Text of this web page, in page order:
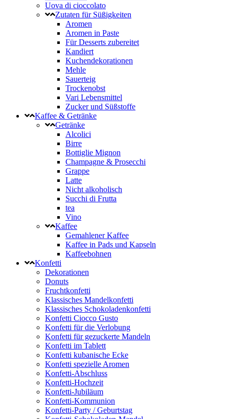
Uova di cioccolato
Zutaten für Süßigkeiten
Aromen
Aromen in Paste
Für Desserts zubereitet
Kandiert
Kuchendekorationen
Mehle
Sauerteig
Trockenobst
Vari Lebensmittel
Zucker und Süßstoffe
Kaffee & Getränke
Getränke
Alcolici
Birre
Bottiglie Mignon
Champagne & Prosecchi
Grappe
Latte
Nicht alkoholisch
Succhi di Frutta
tea
Vino
Kaffee
Gemahlener Kaffee
Kaffee in Pads und Kapseln
Kaffeebohnen
Konfetti
Dekorationen
Donuts
Fruchtkonfetti
Klassisches Mandelkonfetti
Klassisches Schokoladenkonfetti
Konfetti Ciocco Gusto
Konfetti für die Verlobung
Konfetti für gezuckerte Mandeln
Konfetti im Tablett
Konfetti kubanische Ecke
Konfetti spezielle Aromen
Konfetti-Abschluss
Konfetti-Hochzeit
Konfetti-Jubiläum
Konfetti-Kommunion
Konfetti-Party / Geburtstag